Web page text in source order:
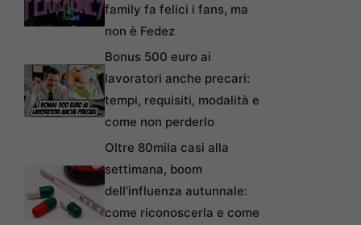
family fa felici i fans, ma
non è Fedez
Bonus 500 euro ai
lavoratori anche precari:
tempi, requisiti, modalità e
come non perderlo
Oltre 80mila casi alla
settimana, boom
dell’influenza autunnale:
come riconoscerla e come